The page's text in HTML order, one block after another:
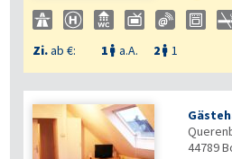
Zi.ab €: 1  a.A. 2  1
44789